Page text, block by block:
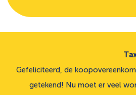
Gefeliciteerd, de
getekend! Nu moet er veel